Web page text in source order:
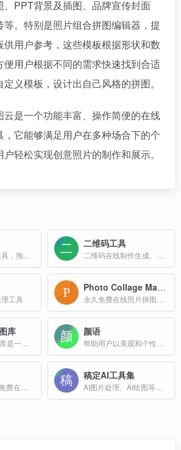
、PPT背景及插图、品牌宣传封面
等。特别是照片组合拼图编辑器，提
用户参考，这些模板根据形状和数
便用户根据不同的需求快速找到合适
义模板，设计出自己风格的拼图。
云是一个功能丰富、操作简便的在线
，它能够满足用户在多种场合下的个
轻松实现创意照片的制作和展示。
二维码工具
工具
Photo Collage Maker
库 颜语
稿定AI工具集